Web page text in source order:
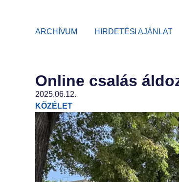
ARCHÍVUM HIRDETÉSI AJÁNLAT
Online csalás
2025.06.12.
KÖZÉLET